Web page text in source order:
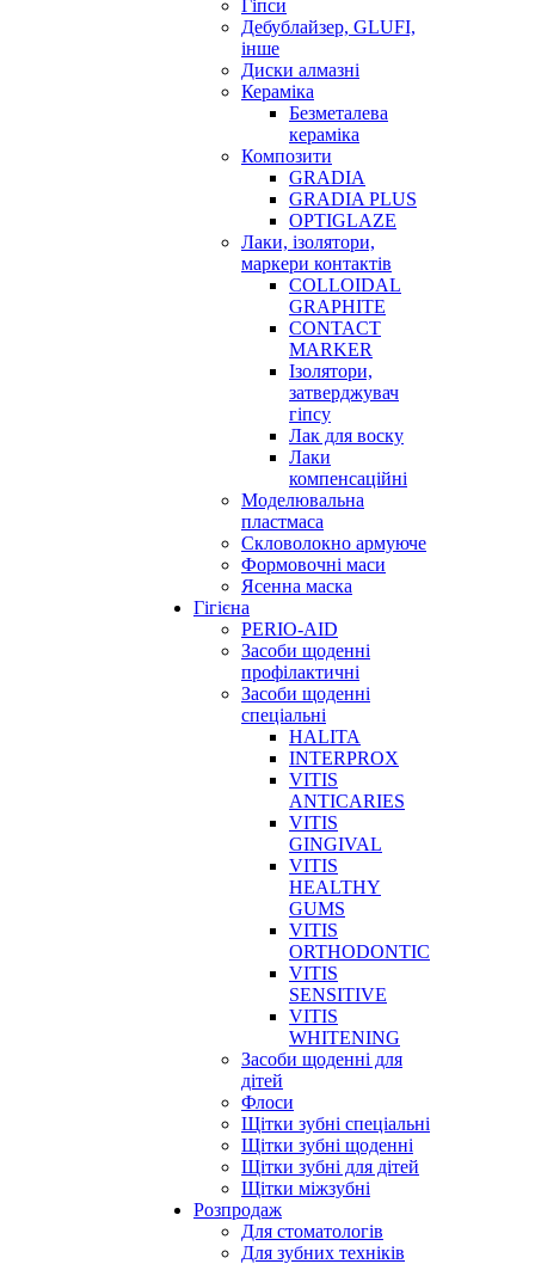
Гіпси
Дебублайзер, GLUFI,
інше
Диски алмазні
Кераміка
Безметалева
кераміка
Композити
GRADIA
GRADIA PLUS
OPTIGLAZE
Лаки, ізолятори,
маркери контактів
COLLOIDAL
GRAPHITE
CONTACT
MARKER
Ізолятори,
затверджувач
гіпсу
Лак для воску
Лаки
компенсаційні
Моделювальна
пластмаса
Скловолокно армуюче
Формовочні маси
Ясенна маска
Гігієна
PERIO-AID
Засоби щоденні
профілактичні
Засоби щоденні
спеціальні
HALITA
INTERPROX
VITIS
ANTICARIES
VITIS
GINGIVAL
VITIS
HEALTHY
GUMS
VITIS
ORTHODONTIC
VITIS
SENSITIVE
VITIS
WHITENING
Засоби щоденні для
дітей
Флоси
Щітки зубні спеціальні
Щітки зубні щоденні
Щітки зубні для дітей
Щітки міжзубні
Розпродаж
Для стоматологів
Для зубних техніків